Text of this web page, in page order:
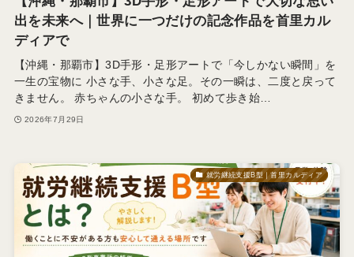
出を未来へ｜世界に一つだけの記念作品を首里カル
ディアで
【沖縄・那覇市】3D手形・足形アートで「今しかない瞬間」を
一生の宝物に 小さな手、小さな足。その一瞬は、二度と戻って
きません。 赤ちゃんの小さな手。 初めて歩き始…
2026年7月29日
就労継続支援B型｜首里カルディア